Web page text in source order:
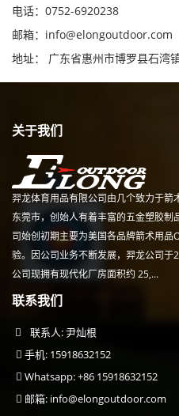
电话：0752-6920238
邮箱： info@elongoutdoor.com
地址： 广东省惠州市博罗县石湾
关于我们
羿龙体育用品有限公司由几个致力于
东莞市，创始人有着丰富的五金塑胶
司始创初期主要为美国各品牌箭术用
验。因公司业务不断发展，羿龙公司
公司现拥有现代化厂房面积约 25,...
联系我们
联系人: 尹灿根
手机: 15918632152
Whatsapp: +86 15918632152
邮箱: info@elongoutdoor.com